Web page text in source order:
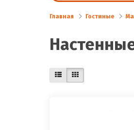
Главная Гостиные